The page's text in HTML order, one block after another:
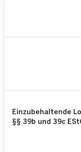
Einzubehaltende
§§ 39b und 39c